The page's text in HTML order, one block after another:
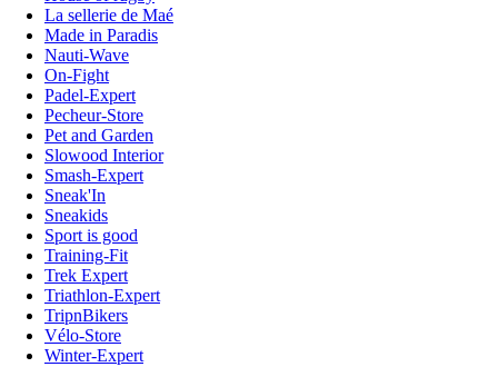
La sellerie de Maé
Made in Paradis
Nauti-Wave
On-Fight
Padel-Expert
Pecheur-Store
Pet and Garden
Slowood Interior
Smash-Expert
Sneak'In
Sneakids
Sport is good
Training-Fit
Trek Expert
Triathlon-Expert
TripnBikers
Vélo-Store
Winter-Expert